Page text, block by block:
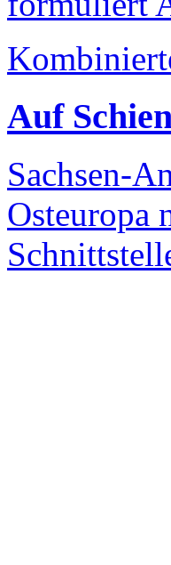
Auf
Sachsen-
Osteuropa